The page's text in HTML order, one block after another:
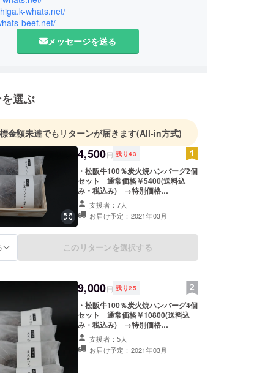
whats.net/
beef.net/
メッセージを送る
選ぶ
金額未達でもリターンが届きます(All-in方式)
4,500円 残り43
・松阪牛100％炭火焼ハンバーグ2個
セット 通常価格￥5400(送料込
み・税込み) →特別価格
￥4500 (送料込み・税込み) ギ
フト包装
支援者：7人
お届け予定：2021年03月
このリターンを選択する
9,000円 残り25
・松阪牛100％炭火焼ハンバーグ4個
セット 通常価格￥10800(送料込
み・税込み) →特別価格
￥9000 (送料込み・税込み) ギ
フト包装
支援者：5人
お届け予定：2021年03月